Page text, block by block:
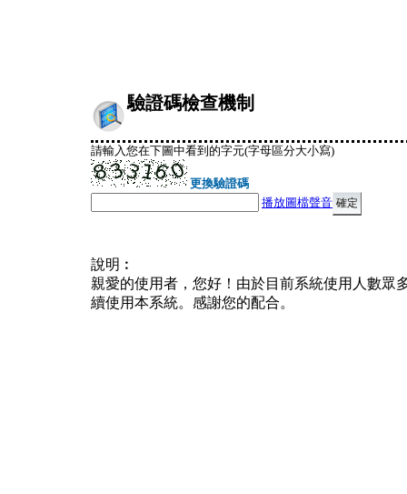
驗證碼檢查機制
請輸入您在下圖中看到的字元(字母區分大小寫)
更換驗證碼
播放圖檔聲音
說明︰
親愛的使用者，您好！由於目前系統使用人數眾
續使用本系統。感謝您的配合。